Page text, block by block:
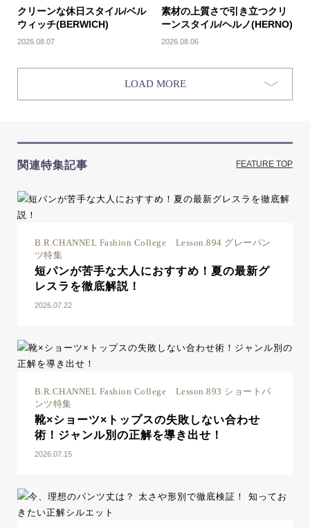
クリーンな休日スタイル/ベル
ウィッチ(BERWICH)
2026.08.07
素材の上質さで引き立つクリ
ーンスタイル/ヘルノ(HERNO)
2026.08.06
LOAD MORE
関連特集記事 FEATURE TOP
B.R.CHANNEL Fashion College Lesson.894 グレーパン
ツ特集
短パンが苦手な大人におすすめ！夏の最新グ
レスラを徹底解説！
2026.07.22
B.R.CHANNEL Fashion College Lesson.893 ショートパ
ンツ特集
靴×ショーツ×トップスの失敗しない合わせ
術！ジャンル別の正解を導き出せ！
2026.07.15